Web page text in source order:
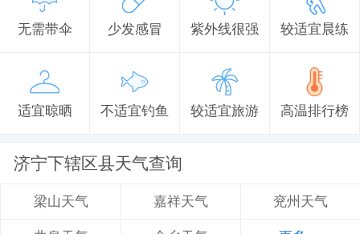
无需带伞 少发感冒 紫外线很强 较适宜晨练
适宜晾晒 不适宜钓鱼 较适宜旅游 高温排行榜
济宁下辖区县天气查询
梁山天气 嘉祥天气 兖州天气